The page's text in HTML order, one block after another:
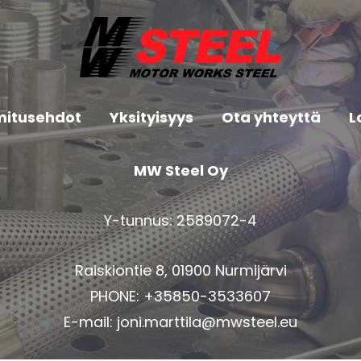
Yksityisyys Ota yhteyttä
MW Steel Oy
Y-tunnus: 2589072-4
Raiskiontie 8, 01900 Nurmijärvi
PHONE: +35850-3533607
E-mail: joni.marttila@mwsteel.eu